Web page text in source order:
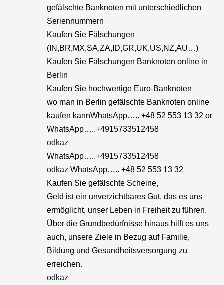
gefälschte Banknoten mit unterschiedlichen
Seriennummern
Kaufen Sie Fälschungen
(IN,BR,MX,SA,ZA,ID,GR,UK,US,NZ,AU…)
Kaufen Sie Fälschungen Banknoten online in
Berlin
Kaufen Sie hochwertige Euro-Banknoten
wo man in Berlin gefälschte Banknoten online
kaufen kannWhatsApp….. +48 52 553 13 32 or
WhatsApp…..+4915733512458
odkaz
WhatsApp…..+4915733512458
odkaz WhatsApp….. +48 52 553 13 32
Kaufen Sie gefälschte Scheine,
Geld ist ein unverzichtbares Gut, das es uns
ermöglicht, unser Leben in Freiheit zu führen.
Über die Grundbedürfnisse hinaus hilft es uns
auch, unsere Ziele in Bezug auf Familie,
Bildung und Gesundheitsversorgung zu
erreichen.
odkaz